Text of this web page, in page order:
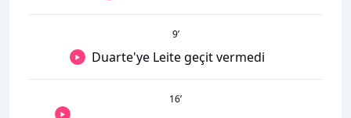
9’
Duarte'ye Leite geçit vermedi
16’